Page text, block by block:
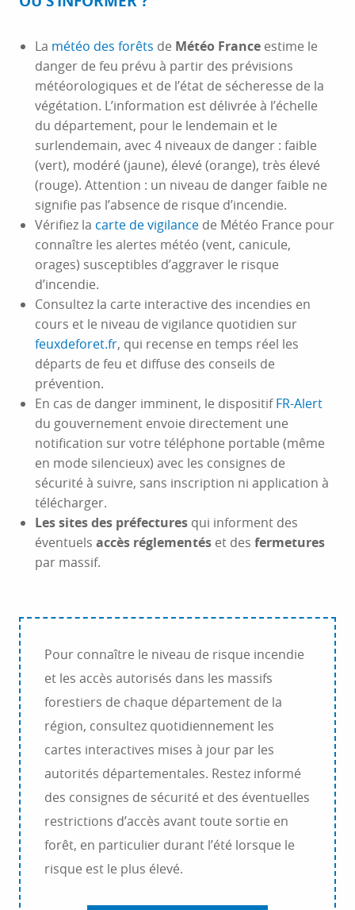
La météo des forêts de Météo France estime le
danger de feu prévu à partir des prévisions
météorologiques et de l’état de sécheresse de la
végétation. L’information est délivrée à l’échelle
du département, pour le lendemain et le
surlendemain, avec 4 niveaux de danger : faible
(vert), modéré (jaune), élevé (orange), très élevé
(rouge). Attention : un niveau de danger faible ne
signifie pas l’absence de risque d’incendie.
Vérifiez la carte de vigilance de Météo France pour
connaître les alertes météo (vent, canicule,
orages) susceptibles d’aggraver le risque
d’incendie.
Consultez la carte interactive des incendies en
cours et le niveau de vigilance quotidien sur
feuxdeforet.fr, qui recense en temps réel les
départs de feu et diffuse des conseils de
prévention.
En cas de danger imminent, le dispositifFR-Alert
du gouvernement envoie directement une
notification sur votre téléphone portable (même
en mode silencieux) avec les consignes de
sécurité à suivre, sans inscription ni application à
télécharger.
Les sites des préfectures qui informent des
éventuels accès réglementés et des fermetures
par massif.
Pour connaître le niveau de risque incendie
et les accès autorisés dans les massifs
forestiers de chaque département de la
région, consultez quotidiennement les
cartes interactives mises à jour par les
autorités départementales. Restez informé
des consignes de sécurité et des éventuelles
restrictions d’accès avant toute sortie en
forêt, en particulier durant l’été lorsque le
risque est le plus élevé.